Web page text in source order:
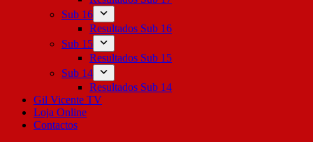
Sub 16
Resultados Sub 16
Sub 15
Resultados Sub 15
Sub 14
Resultados Sub 14
Gil Vicente TV
Loja Online
Contactos